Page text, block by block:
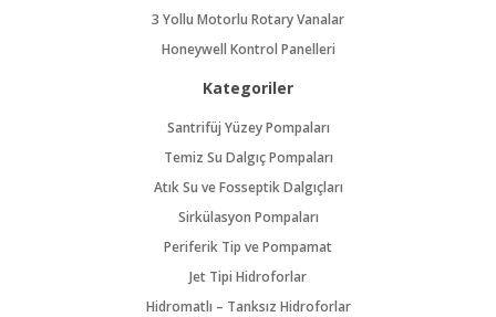
3 Yollu Motorlu Rotary Vanalar
Honeywell Kontrol Panelleri
Kategoriler
Santrifüj Yüzey Pompaları
Temiz Su Dalgıç Pompaları
Atık Su ve Fosseptik Dalgıçları
Sirkülasyon Pompaları
Periferik Tip ve Pompamat
Jet Tipi Hidroforlar
Hidromatlı – Tanksız Hidroforlar